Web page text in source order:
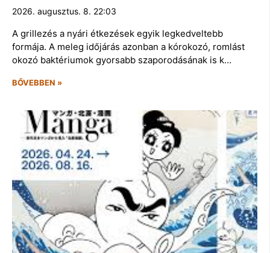
2026. augusztus. 8. 22:03
A grillezés a nyári étkezések egyik legkedveltebb
formája. A meleg időjárás azonban a kórokozó, romlást
okozó baktériumok gyorsabb szaporodásának is k…
BŐVEBBEN »